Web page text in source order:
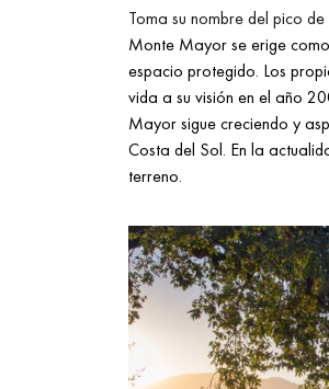
Toma su nombre del pico
Monte Mayor se erige
espacio protegido. Los
vida a su visión en el año
Mayor sigue creciendo y
Costa del Sol. En la
terreno.